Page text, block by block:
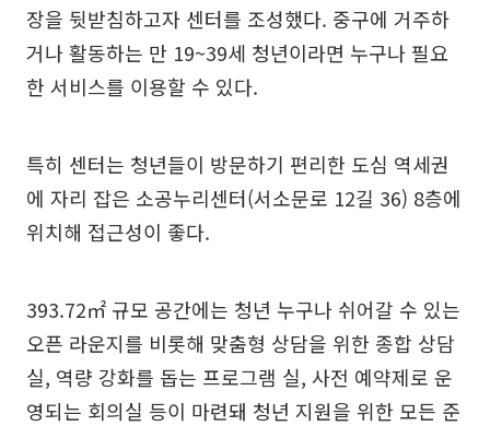
장을 뒷받침하고자 센터를 조성했다. 중구에 거주하
거나 활동하는 만 19~39세 청년이라면 누구나 필요
한 서비스를 이용할 수 있다.
특히 센터는 청년들이 방문하기 편리한 도심 역세권
에 자리 잡은 소공누리센터(서소문로 12길 36) 8층에
위치해 접근성이 좋다.
393.72㎡ 규모 공간에는 청년 누구나 쉬어갈 수 있는
오픈 라운지를 비롯해 맞춤형 상담을 위한 종합 상담
실, 역량 강화를 돕는 프로그램 실, 사전 예약제로 운
영되는 회의실 등이 마련돼 청년 지원을 위한 모든 준